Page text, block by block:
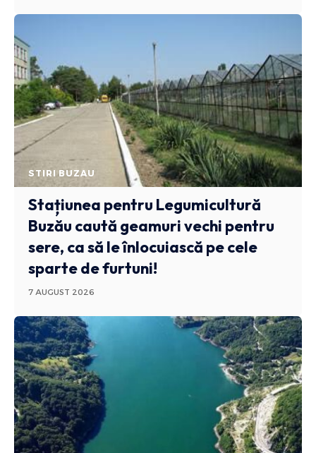
STIRI BUZAU
Stațiunea pentru Legumicultură
Buzău caută geamuri vechi pentru
sere, ca să le înlocuiască pe cele
sparte de furtuni!
7 AUGUST 2026